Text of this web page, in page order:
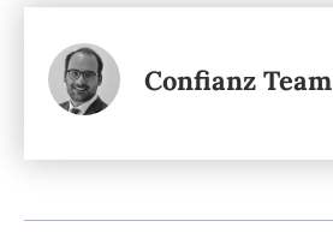
Confianz Team